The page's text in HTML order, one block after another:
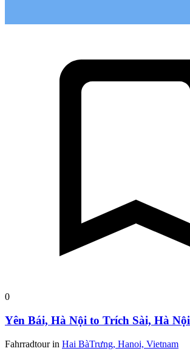
0
Yên Bái, Hà Nội to Trích Sài, Hà Nội
Fahrradtour in Hai BàTrưng, Hanoi, Vietnam